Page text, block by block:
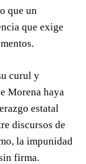
que un
que exige
curul y
Morena haya
estatal
discursos de
la impunidad
firma.